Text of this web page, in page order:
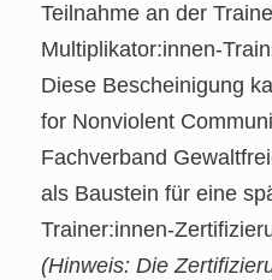
Teilnahme an der
Diese Bescheinigung
for Nonviolent
Fachverband
als Baustein für eine
(Hinweis: Die